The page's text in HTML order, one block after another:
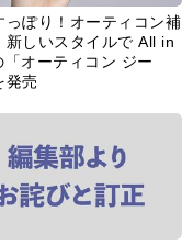
っぽり！オーティコン補
新しいスタイルで All in
「オーティコン ジー
発売